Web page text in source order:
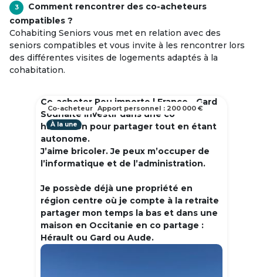
3
Comment rencontrer des co-acheteurs
compatibles ?
Cohabiting Seniors vous met en relation avec des
seniors compatibles et vous invite à les rencontrer lors
des différentes visites de logements adaptés à la
cohabitation.
Co-acheter Peu importe | France - Gard
Souhaite investir dans une co
habitation pour partager tout en étant
autonome.
J’aime bricoler. Je peux m’occuper de
l’informatique et de l’administration.
Je possède déjà une propriété en
région centre où je compte à la retraite
partager mon temps la bas et dans une
maison en Occitanie en co partage :
Hérault ou Gard ou Aude.
À la une
Co-acheteur Apport personnel : 200 000 €